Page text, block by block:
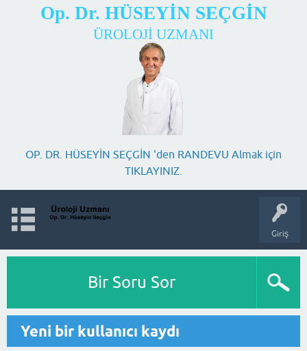
Op. Dr. HÜSEYİN SEÇGİN
ÜROLOJİ UZMANI
OP. DR. HÜSEYİN SEÇGİN 'den RANDEVU Almak için
TIKLAYINIZ.
Giriş
Bir Soru Sor
Yeni bir kullanıcı kaydı